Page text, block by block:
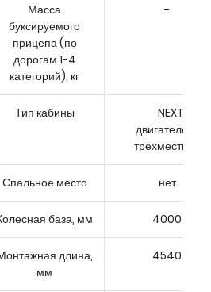
Масса
буксируемого
прицепа (по
дорогам 1-4
категорий), кг
-
Тип кабины
NEXT, за
двигателем,
трехместная
Спальное место нет
база, мм 4000
длина,
мм
4540